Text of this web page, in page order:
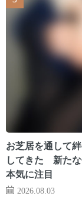
お芝居を通して
してきた 新たな
本気に注目
2026.08.03